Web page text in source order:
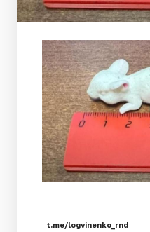
t.me/logvinenko_rnd